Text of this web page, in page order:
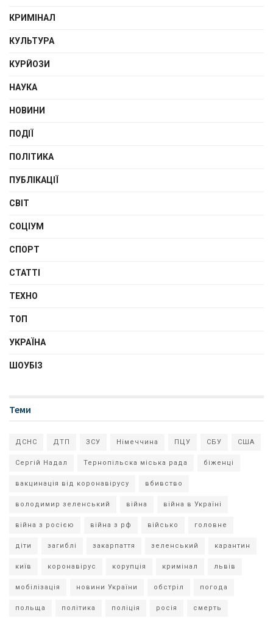
КРИМІНАЛ
КУЛЬТУРА
КУРЙОЗИ
НАУКА
НОВИНИ
ПОДІЇ
ПОЛІТИКА
ПУБЛІКАЦІЇ
СВІТ
СОЦІУМ
СПОРТ
СТАТТІ
ТЕХНО
ТОП
УКРАЇНА
ШОУБІЗ
Теми
ДСНС ДТП ЗСУ Німеччина ПЦУ СБУ США
Сергій Надал Тернопільска міська рада біженці
вакцинація від коронавірусу вбивство
володимир зеленський війна війна в Україні
війна з росією війна з рф військо головне
діти загиблі закарпаття зеленський карантин
київ коронавірус корупція кримінал львів
мобілізація новини України обстріл погода
польща політика поліція росія смерть